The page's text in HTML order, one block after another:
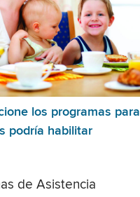
los programas para
podría habilitar
de Asistencia